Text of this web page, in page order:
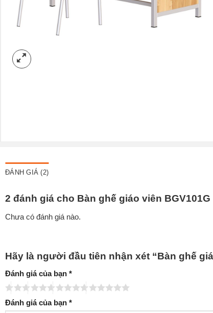
ĐÁNH GIÁ (2)
2 đánh giá cho Bàn ghế giáo viên BGV101G
Chưa có đánh giá nào.
Hãy là người đầu tiên nhận xét “Bàn ghế
Đánh giá của bạn *
Đánh giá của bạn *